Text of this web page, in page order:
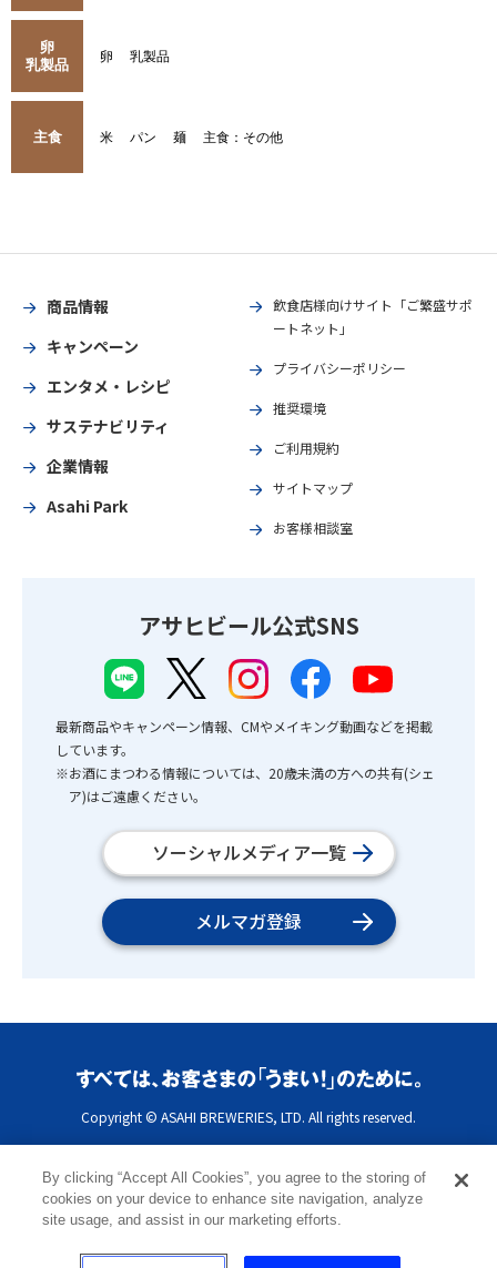
卵
乳製品
卵 乳製品
主食 米 パン 麺 主食：その他
商品情報
キャンペーン
エンタメ・レシピ
サステナビリティ
企業情報
Asahi Park
飲食店様向けサイト「ご繁盛サポ
ートネット」
プライバシーポリシー
推奨環境
ご利用規約
サイトマップ
お客様相談室
アサヒビール公式SNS
最新商品やキャンペーン情報、CMやメイキング動画などを掲載
しています。
※お酒にまつわる情報については、20歳未満の方への共有(シェ
ア)はご遠慮ください。
ソーシャルメディア一覧
メルマガ登録
Copyright © ASAHI BREWERIES, LTD. All rights reserved.
By clicking “Accept All Cookies”, you agree to the storing of
cookies on your device to enhance site navigation, analyze
site usage, and assist in our marketing efforts.